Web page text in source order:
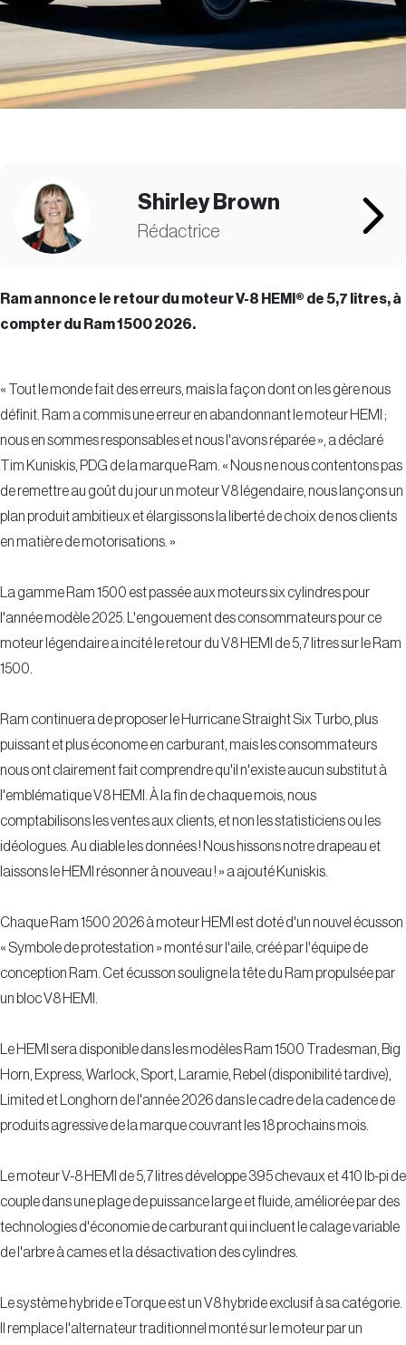
Shirley Brown
Rédactrice
Ram annonce le retour du moteur V-8 HEMI® de 5,7 litres, à
compter du Ram 1500 2026.
« Tout le monde fait des erreurs, mais la façon dont on les gère nous
définit. Ram a commis une erreur en abandonnant le moteur HEMI ;
nous en sommes responsables et nous l'avons réparée », a déclaré
Tim Kuniskis, PDG de la marque Ram. « Nous ne nous contentons pas
de remettre au goût du jour un moteur V8 légendaire, nous lançons un
plan produit ambitieux et élargissons la liberté de choix de nos clients
en matière de motorisations. »
La gamme Ram 1500 est passée aux moteurs six cylindres pour
l'année modèle 2025. L'engouement des consommateurs pour ce
moteur légendaire a incité le retour du V8 HEMI de 5,7 litres sur le Ram
1500.
Ram continuera de proposer le Hurricane Straight Six Turbo, plus
puissant et plus économe en carburant, mais les consommateurs
nous ont clairement fait comprendre qu'il n'existe aucun substitut à
l'emblématique V8 HEMI. À la fin de chaque mois, nous
comptabilisons les ventes aux clients, et non les statisticiens ou les
idéologues. Au diable les données ! Nous hissons notre drapeau et
laissons le HEMI résonner à nouveau ! » a ajouté Kuniskis.
Chaque Ram 1500 2026 à moteur HEMI est doté d'un nouvel écusson
« Symbole de protestation » monté sur l'aile, créé par l'équipe de
conception Ram. Cet écusson souligne la tête du Ram propulsée par
un bloc V8 HEMI.
Le HEMI sera disponible dans les modèles Ram 1500 Tradesman, Big
Horn, Express, Warlock, Sport, Laramie, Rebel (disponibilité tardive),
Limited et Longhorn de l'année 2026 dans le cadre de la cadence de
produits agressive de la marque couvrant les 18 prochains mois.
Le moteur V-8 HEMI de 5,7 litres développe 395 chevaux et 410 lb-pi de
couple dans une plage de puissance large et fluide, améliorée par des
technologies d'économie de carburant qui incluent le calage variable
de l'arbre à cames et la désactivation des cylindres.
Le système hybride eTorque est un V8 hybride exclusif à sa catégorie.
Il remplace l'alternateur traditionnel monté sur le moteur par un